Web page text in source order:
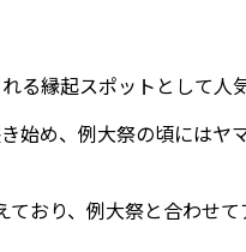
る縁起スポットとして人気
始め、例大祭の頃にはヤ
おり、例大祭と合わせ